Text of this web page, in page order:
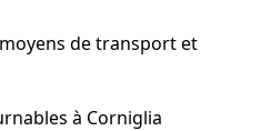
de transport et
à Corniglia